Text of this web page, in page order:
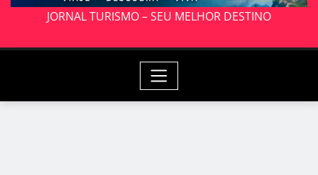
JORNAL TURISMO – SEU MELHOR DESTINO